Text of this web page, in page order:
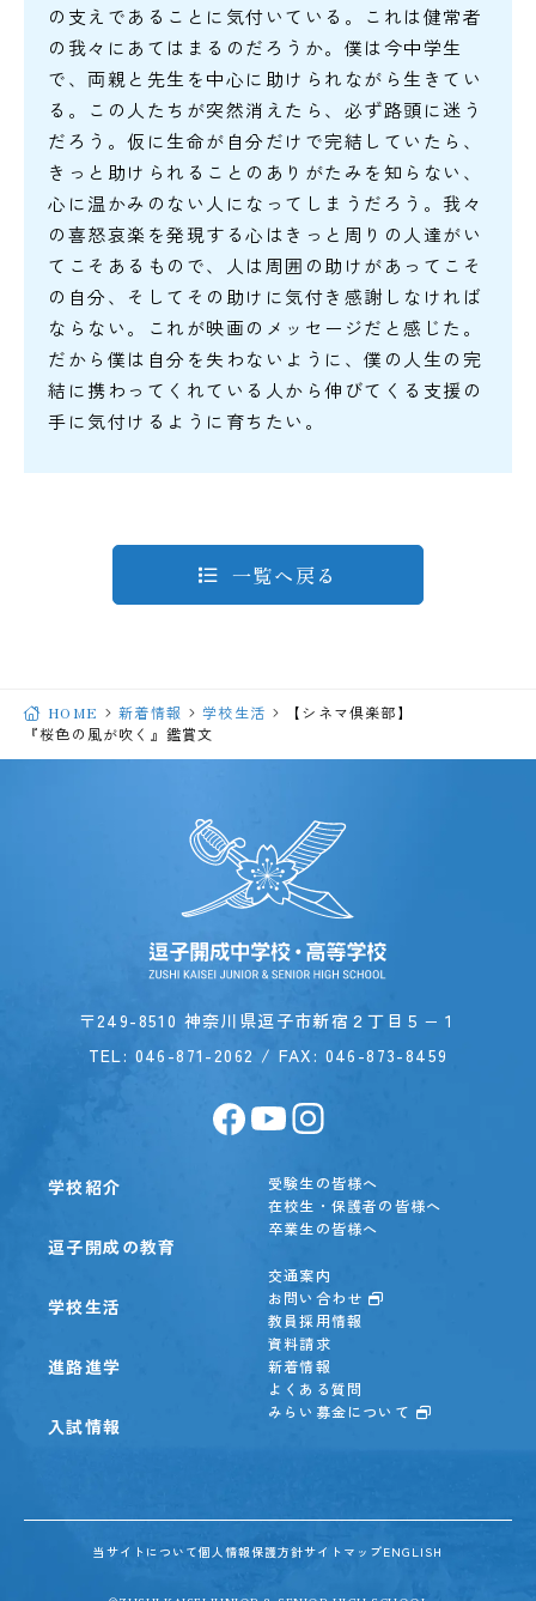
の支えであることに気付いている。これは健常者
の我々にあてはまるのだろうか。僕は今中学生
で、両親と先生を中心に助けられながら生きてい
る。この人たちが突然消えたら、必ず路頭に迷う
だろう。仮に生命が自分だけで完結していたら、
きっと助けられることのありがたみを知らない、
心に温かみのない人になってしまうだろう。我々
の喜怒哀楽を発現する心はきっと周りの人達がい
てこそあるもので、人は周囲の助けがあってこそ
の自分、そしてその助けに気付き感謝しなければ
ならない。これが映画のメッセージだと感じた。
だから僕は自分を失わないように、僕の人生の完
結に携わってくれている人から伸びてくる支援の
手に気付けるように育ちたい。
一覧へ戻る
HOME 新着情報 学校生活
【シネマ倶楽部】
『桜色の風が吹く』鑑賞文
〒249-8510 神奈川県逗子市新宿２丁目５−１
TEL: 046-871-2062 / FAX: 046-873-8459
受験生の皆様へ
在校生・保護者の皆様へ
卒業生の皆様へ
交通案内
お問い合わせ
教員採用情報
資料請求
新着情報
よくある質問
みらい募金について
学校紹介
逗子開成の教育
学校生活
進路進学
入試情報
当サイトについて個人情報保護方針サイトマップENGLISH